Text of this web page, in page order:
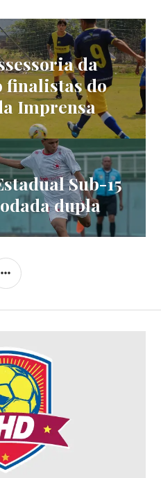
da
finalistas do
Imprensa
Sub-15
dupla